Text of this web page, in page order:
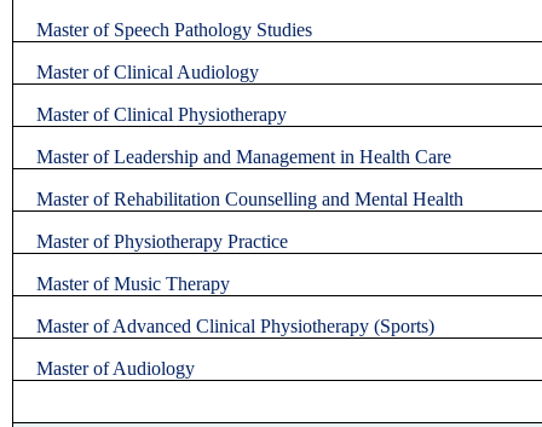
Master of Speech Pathology Studies
Master of Clinical Audiology
Master of Clinical Physiotherapy
Master of Leadership and Management in Health Care
Master of Rehabilitation Counselling and Mental Health
Master of Physiotherapy Practice
Master of Music Therapy
Master of Advanced Clinical Physiotherapy (Sports)
Master of Audiology